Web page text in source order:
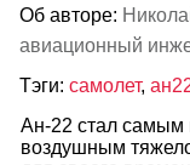
Об авторе:
авиационный
Тэги: самолет,
Ан-22 стал самым
воздушным